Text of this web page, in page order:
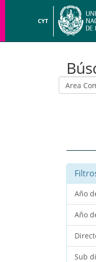
CYT
Año
Año
Sub